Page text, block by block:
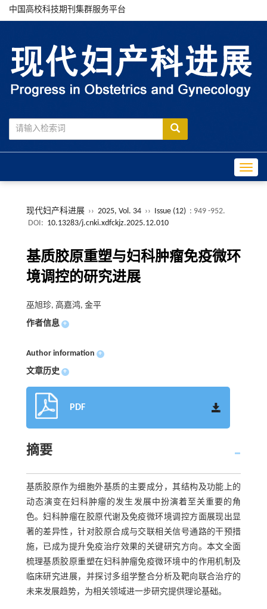
中国高校科技期刊集群服务平台
现代妇产科进展 ›› 2025, Vol. 34 ›› Issue (12) : 949 -952.
DOI: 10.13283/j.cnki.xdfckjz.2025.12.010
基质胶原重塑与妇科肿瘤免疫微环
境调控的研究进展
巫旭珍, 高嘉鸿, 金平
作者信息 +
Author information +
文章历史 +
PDF
摘要
基质胶原作为细胞外基质的主要成分，其结构及功能上的
动态演变在妇科肿瘤的发生发展中扮演着至关重要的角
色。妇科肿瘤在胶原代谢及免疫微环境调控方面展现出显
著的差异性，针对胶原合成与交联相关信号通路的干预措
施，已成为提升免疫治疗效果的关键研究方向。本文全面
梳理基质胶原重塑在妇科肿瘤免疫微环境中的作用机制及
临床研究进展，并探讨多组学整合分析及靶向联合治疗的
未来发展趋势，为相关领域进一步研究提供理论基础。